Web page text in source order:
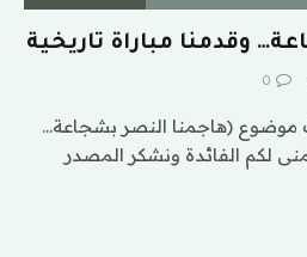
وقدمنا مباراة تاريخية
0
موضوع (هاجمنا النصر بشجاعة…
لكم الفائدة ونشكر المصدر